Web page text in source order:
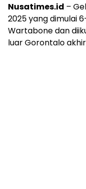
Nusatimes.id –
2025 yang dimulai
Wartabone dan
luar Gorontalo